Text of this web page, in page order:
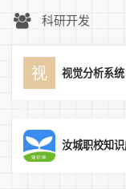
科研开发
视觉分析系统
汝城职校知